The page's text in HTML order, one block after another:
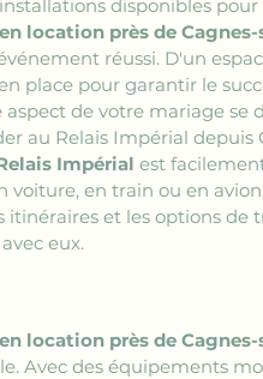
disponibles
location près de Cagnes-
réussi. D'un
place pour garantir le
aspect de votre mariage se
au Relais Impérial depuis
Impérial est
voiture, en train ou en
itinéraires et les options
eux.
location près de Cagnes-
Avec des équipements